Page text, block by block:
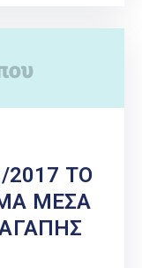
2017 ΤΟ
ΜΕΣΑ